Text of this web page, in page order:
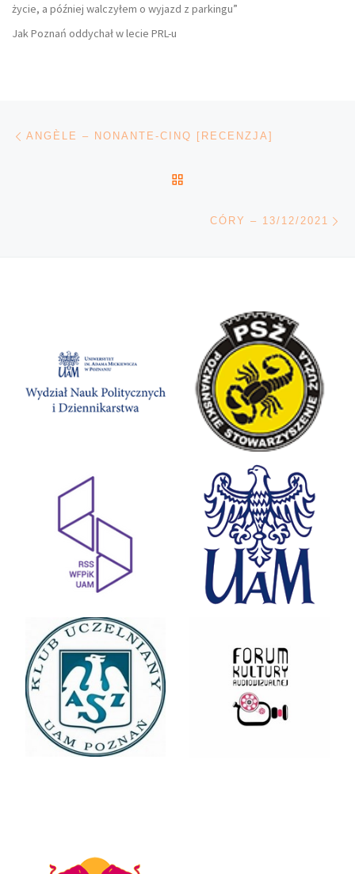
życie, a później walczyłem o wyjazd z parkingu”
Jak Poznań oddychał w lecie PRL-u
Nawigacja wpisu
ANGÈLE – NONANTE-CINQ [RECENZJA]
CÓRY – 13/12/2021